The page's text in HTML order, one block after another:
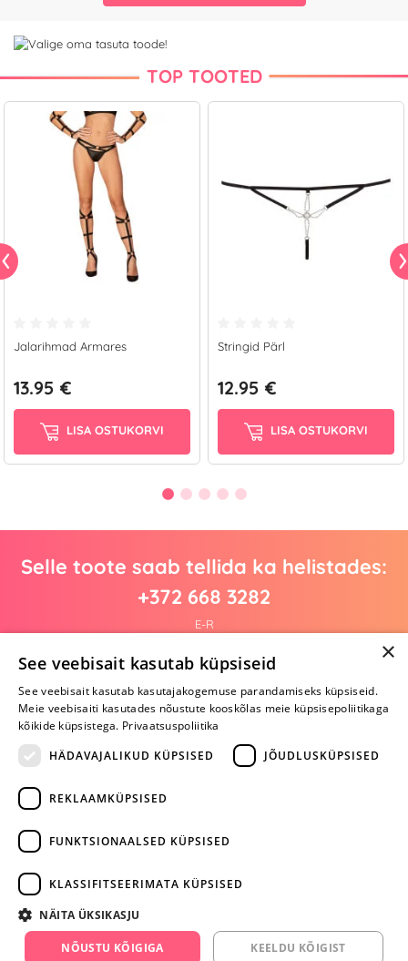
TOP TOOTED
Jalarihmad Armares
13.95 €
LISA OSTUKORVI
Stringid Pärl
12.95 €
LISA OSTUKORVI
Selle toote saab tellida ka helistades:
+372 668 3282
E-R
Arvustusi veel pole
Ole esimene!
Kirjuta arvustus ja SAA KINGITUS!
+372 668 3282
info@yesyes.ee
facebook.com/yesyes.ee
×
See veebisait kasutab küpsiseid
See veebisait kasutab kasutajakogemuse parandamiseks küpsiseid.
Meie veebisaiti kasutades nõustute kooskõlas meie küpsisepoliitikaga
kõikide küpsistega. Privaatsuspoliitika
HÄDAVAJALIKUD KÜPSISED
JÕUDLUSKÜPSISED
REKLAAMKÜPSISED
FUNKTSIONAALSED KÜPSISED
KLASSIFITSEERIMATA KÜPSISED
NÄITA ÜKSIKASJU
NÕUSTU KÕIGIGA KEELDU KÕIGIST